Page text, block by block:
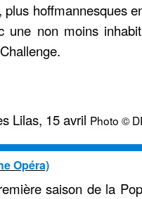
hoffmannesques
une non moins
Lilas, 15 avril Photo ©
Opéra)
saison de la